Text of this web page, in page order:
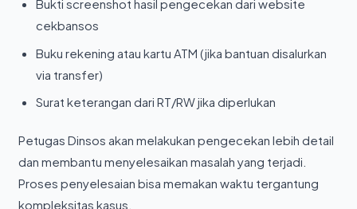
Bukti screenshot hasil pengecekan dari website
cekbansos
Buku rekening atau kartu ATM (jika bantuan disalurkan
via transfer)
Surat keterangan dari RT/RW jika diperlukan
Petugas Dinsos akan melakukan pengecekan lebih detail
dan membantu menyelesaikan masalah yang terjadi.
Proses penyelesaian bisa memakan waktu tergantung
kompleksitas kasus.